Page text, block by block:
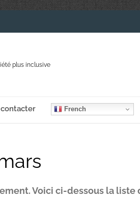
plus inclusive
French
Voici ci-dessous la liste